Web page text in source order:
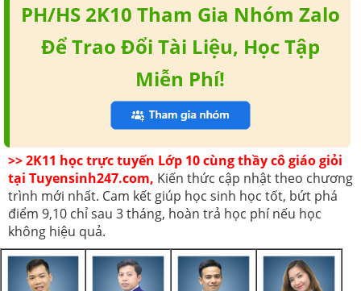
PH/HS 2K10 Tham Gia Nhóm Zalo
Để Trao Đổi Tài Liệu, Học Tập
Miễn Phí!
>> 2K11 học trực tuyến Lớp 10 cùng thầy cô giáo giỏi
tại Tuyensinh247.com, Kiến thức cập nhật theo chương
trình mới nhất. Cam kết giúp học sinh học tốt, bứt phá
điểm 9,10 chỉ sau 3 tháng, hoàn trả học phí nếu học
không hiệu quả.